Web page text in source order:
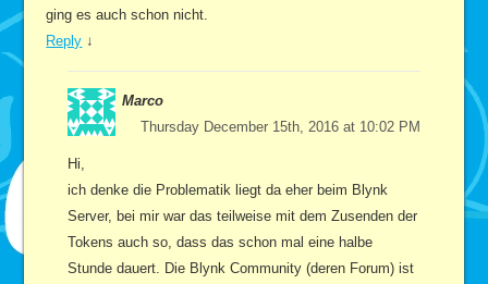
ging es auch schon nicht.
Reply ↓
Marco
Thursday December 15th, 2016 at 10:02 PM
Hi,
ich denke die Problematik liegt da eher beim Blynk
Server, bei mir war das teilweise mit dem Zusenden der
Tokens auch so, dass das schon mal eine halbe
Stunde dauert. Die Blynk Community (deren Forum) ist